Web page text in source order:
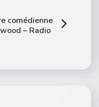
comédienne
– Radio